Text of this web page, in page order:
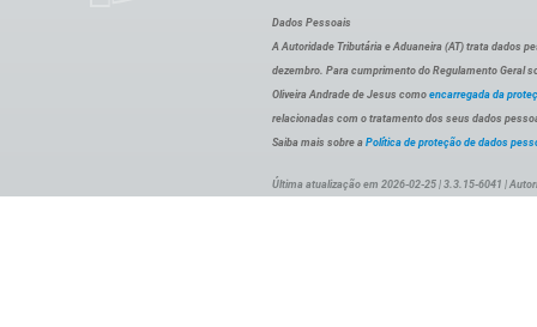
Dados Pessoais
A Autoridade Tributária e Aduaneira (AT) trata dados
dezembro. Para cumprimento do Regulamento Geral
Oliveira Andrade de Jesus como encarregada da
relacionadas com o tratamento dos seus dados
Saiba mais sobre a Política de proteção de dados
Última atualização em 2026-02-25 | 3.3.15-6041 |